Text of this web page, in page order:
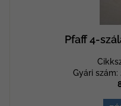
Pfaff 4-
Gyári